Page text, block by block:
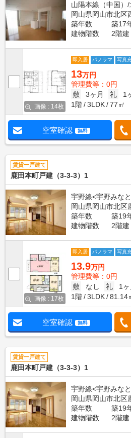
山陽本線（中国）
岡山県岡山市北区
築年数
築17
建物階数
2階建
画像 : 14枚
即入居 パノラマ 写真
13万円
管理費等：0円
敷
3ヶ月 礼
1
1階
3LDK 77㎡
空室確認 無料
賃貸一戸建て
鹿田本町戸建（3-3-3）1
宇野線<宇野みな
岡山県岡山市北区
築年数
築19
建物階数
2階建
画像 : 17枚
即入居 パノラマ 写真
13.9万円
管理費等：0円
敷
なし 礼
1ヶ
1階
3LDK 81.14
空室確認 無料
賃貸一戸建て
鹿田本町戸建（3-3-3）1
宇野線<宇野みな
岡山県岡山市北区
築年数
築19
建物階数
2階建